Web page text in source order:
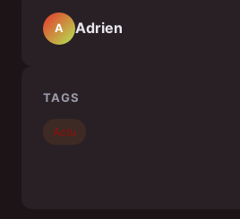
A Adrien
TAGS
Actu